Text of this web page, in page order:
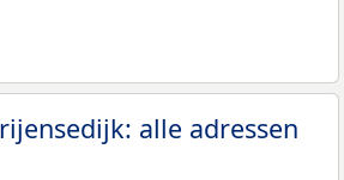
alle adressen